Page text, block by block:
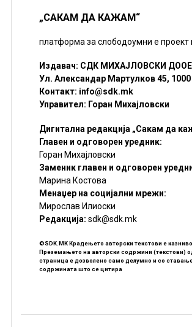
„САКАМ ДА КАЖАМ“
платформа за слободоумни е проект
Издавач: СДК МИХАЈЛОВСКИ
Ул. Александар Мартулков 45, 1000
Контакт: info@sdk.mk
Управител: Горан Михајловски
Дигитална редакција „Сакам да
Главен и одговорен уредник:
Горан Михајловски
Заменик главен и одговорен
Марина Костова
Менаџер на социјални мрежи:
Мирослав Илиоски
Редакцијa: sdk@sdk.mk
©SDK.MK Крадењето авторски текстови е казниво
Преземањето на авторски содржини (текстови)
страница е дозволено само делумно и со
содржината што се цитира